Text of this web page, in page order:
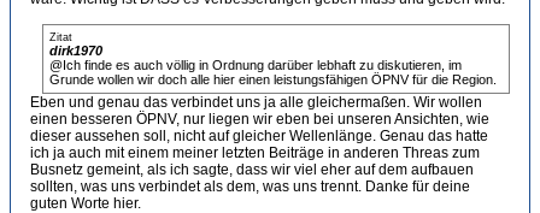
Zitat
dirk1970
@Ich finde es auch völlig in Ordnung darüber lebhaft zu diskutieren, im
Grunde wollen wir doch alle hier einen leistungsfähigen ÖPNV für die Region.
Eben und genau das verbindet uns ja alle gleichermaßen. Wir wollen
einen besseren ÖPNV, nur liegen wir eben bei unseren Ansichten, wie
dieser aussehen soll, nicht auf gleicher Wellenlänge. Genau das hatte
ich ja auch mit einem meiner letzten Beiträge in anderen Threas zum
Busnetz gemeint, als ich sagte, dass wir viel eher auf dem aufbauen
sollten, was uns verbindet als dem, was uns trennt. Danke für deine
guten Worte hier.